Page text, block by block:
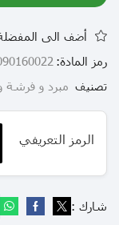
أضف الى
رمز المادة:
تصنيف مبرد و فرشة
الرمز التعريفي
شارك :